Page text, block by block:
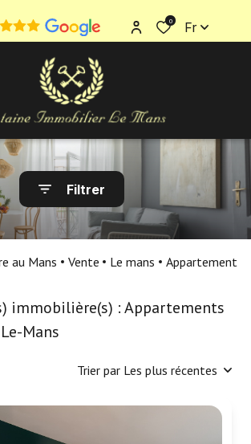
0 Fr
Filtrer
au Mans Vente Le mans Appartement
immobilière(s) : Appartements
Mans
Trier par Les plus récentes